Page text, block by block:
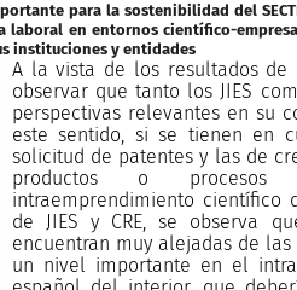
para la sostenibilidad del
laboral en entornos científico-
instituciones y entidades
A la vista de los resultados de
observar que tanto los JIES
perspectivas relevantes en su
este sentido, si se tienen en
solicitud de patentes y las de
productos o
intraemprendimiento científico
de JIES y CRE, se observa
encuentran muy alejadas de
un nivel importante en el